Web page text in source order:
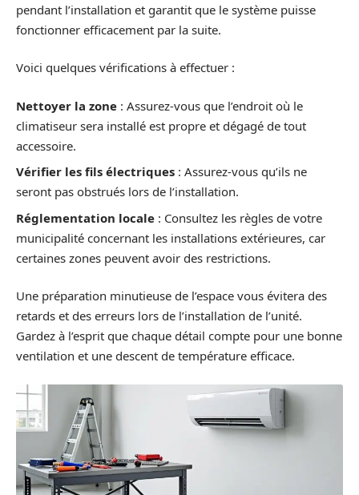
pendant l’installation et garantit que le système puisse
fonctionner efficacement par la suite.
Voici quelques vérifications à effectuer :
Nettoyer la zone : Assurez-vous que l’endroit où le
climatiseur sera installé est propre et dégagé de tout
accessoire.
Vérifier les fils électriques : Assurez-vous qu’ils ne
seront pas obstrués lors de l’installation.
Réglementation locale : Consultez les règles de votre
municipalité concernant les installations extérieures, car
certaines zones peuvent avoir des restrictions.
Une préparation minutieuse de l’espace vous évitera des
retards et des erreurs lors de l’installation de l’unité.
Gardez à l’esprit que chaque détail compte pour une bonne
ventilation et une descent de température efficace.